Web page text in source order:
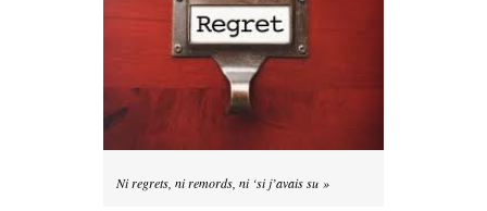
Ni regrets, ni remords, ni ‘si j’avais su »